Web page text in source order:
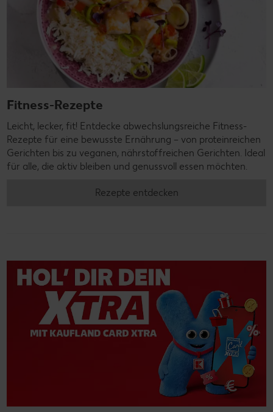
Fitness-Rezepte
Leicht, lecker, fit! Entdecke abwechslungsreiche Fitness-
Rezepte für eine bewusste Ernährung – von proteinreichen
Gerichten bis zu veganen, nährstoffreichen Gerichten. Ideal
für alle, die aktiv bleiben und genussvoll essen möchten.
Rezepte entdecken